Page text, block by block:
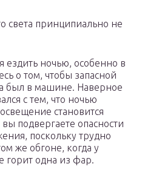
света принципиально не
ездить ночью, особенно в
о том, чтобы запасной
был в машине. Наверное
с тем, что ночью
становится
подвергаете опасности
поскольку трудно
же обгоне, когда у
горит одна из фар.